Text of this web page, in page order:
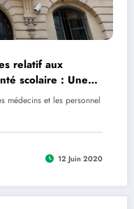
relatif aux
scolaire : Une
et une aubaine
!
médecins et les personnel
12 Juin 2020